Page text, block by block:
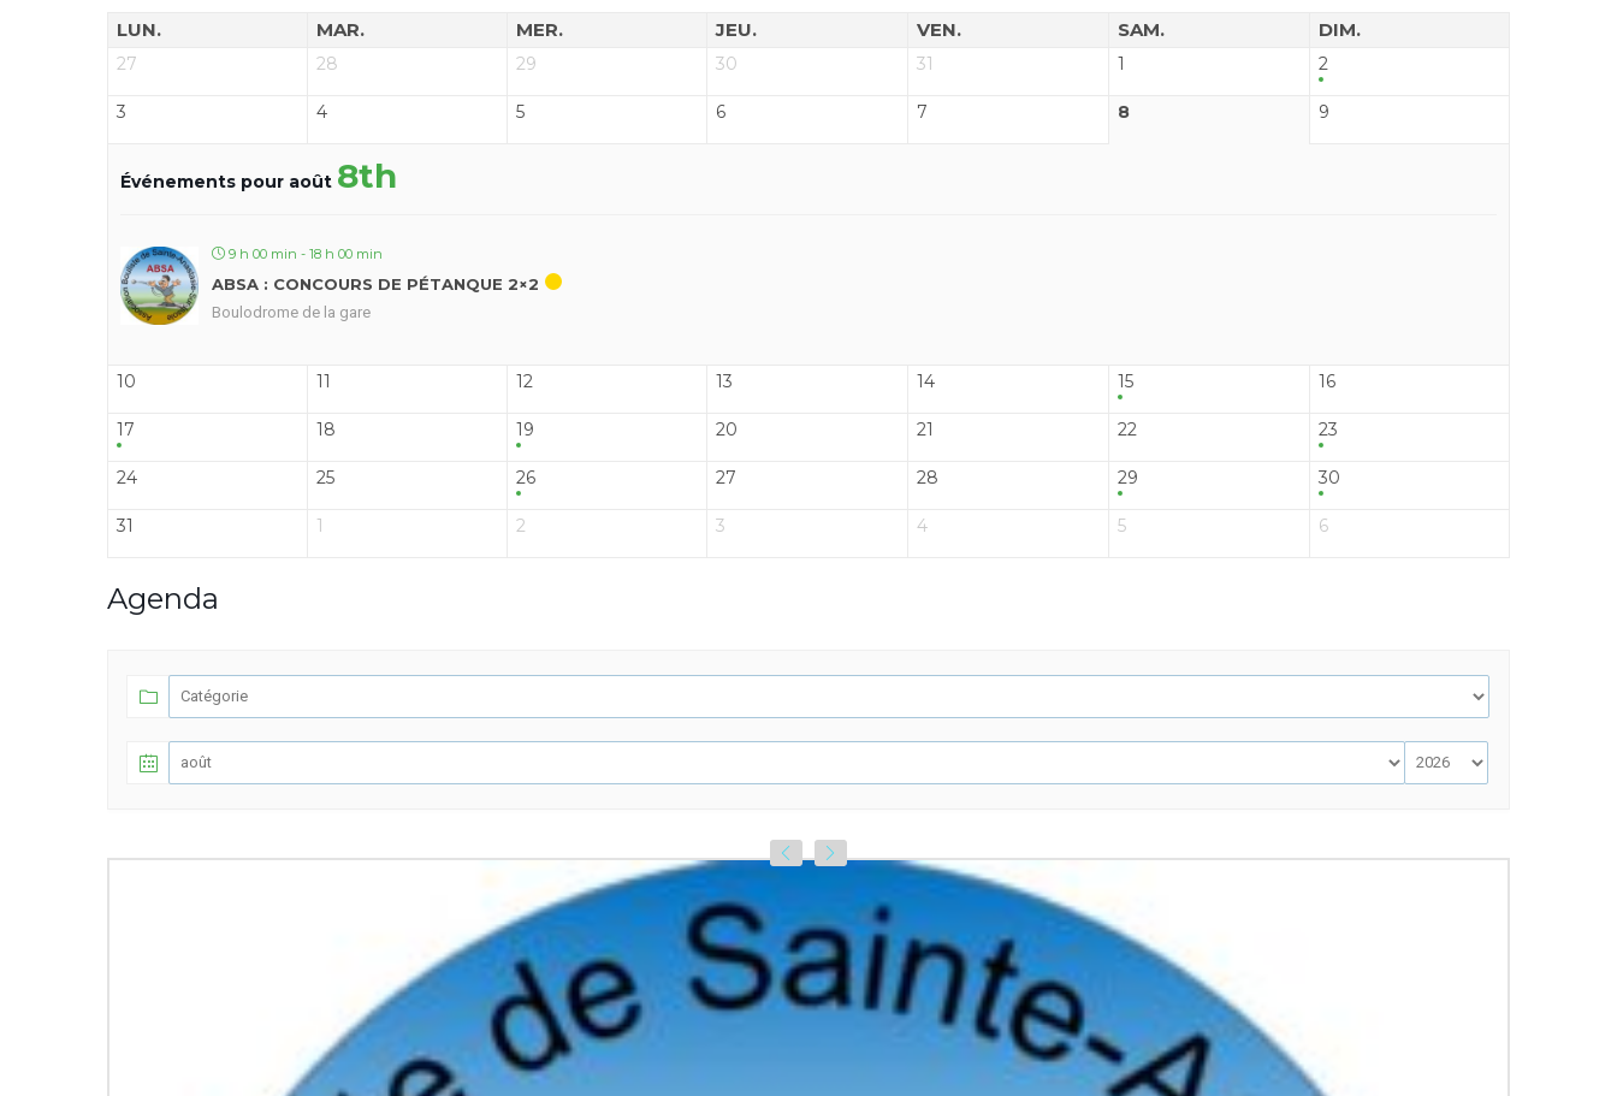
LUN. MAR. MER. JEU. VEN. SAM. DIM.
27 28 29 30 31 1 2
3 4 5 6 7 8 9
Événements pour août 8th
9 h 00 min - 18 h 00 min
ABSA : CONCOURS DE PÉTANQUE 2×2
Boulodrome de la gare
10 11 12 13 14 15 16
17 18 19 20 21 22 23
24 25 26 27 28 29 30
31 1 2 3 4 5 6
Agenda